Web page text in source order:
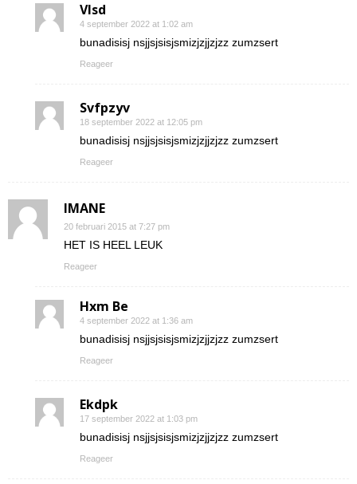
Vlsd
4 september 2022 at 1:02 am
bunadisisj nsjjsjsisjsmizjzjjzjzz zumzsert
Reageer
Svfpzyv
18 september 2022 at 12:05 pm
bunadisisj nsjjsjsisjsmizjzjjzjzz zumzsert
Reageer
IMANE
20 februari 2015 at 7:27 pm
HET IS HEEL LEUK
Reageer
Hxm Be
4 september 2022 at 1:36 am
bunadisisj nsjjsjsisjsmizjzjjzjzz zumzsert
Reageer
Ekdpk
17 september 2022 at 1:03 pm
bunadisisj nsjjsjsisjsmizjzjjzjzz zumzsert
Reageer